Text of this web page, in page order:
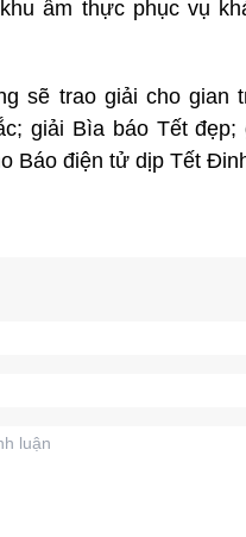
ẩm thực phục vụ
sẽ trao giải cho gian
giải Bìa báo Tết đẹp;
Báo điện tử dịp Tết